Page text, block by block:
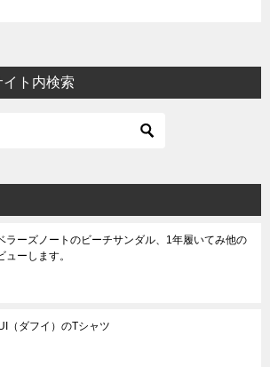
イト内検索
ラーズノートのビーチサンダル、1年履いてみ他の
ューします。
（ダフイ）のTシャツ